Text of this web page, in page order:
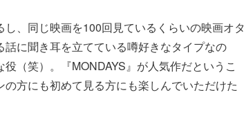
、同じ映画を100回見ているくらいの映画オタ
に聞き耳を立てている噂好きなタイプなの
（笑）。『MONDAYS』が人気作だというこ
方にも初めて見る方にも楽しんでいただけた